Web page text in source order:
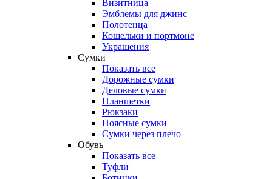
Визитница
Эмблемы для джинс
Полотенца
Кошельки и портмоне
Украшения
Сумки
Показать все
Дорожные сумки
Деловые сумки
Планшетки
Рюкзаки
Поясные сумки
Сумки через плечо
Обувь
Показать все
Туфли